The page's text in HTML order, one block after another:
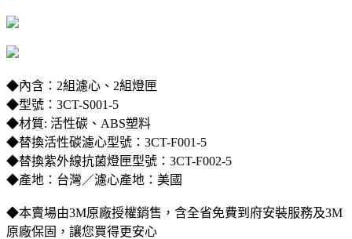
◆內含：2組濾心、2組燈匣
◆型號：3CT-S001-5
◆材質: 活性碳、ABS塑料
◆替換活性碳濾心型號：3CT-F001-5
◆替換紫外線抗菌燈匣型號：3CT-F002-5
◆產地：台灣／濾心產地：美國
◆本賣場由3M原廠授權銷售，含全省免費到府安裝服務及3M
原廠保固，讓您買得更安心